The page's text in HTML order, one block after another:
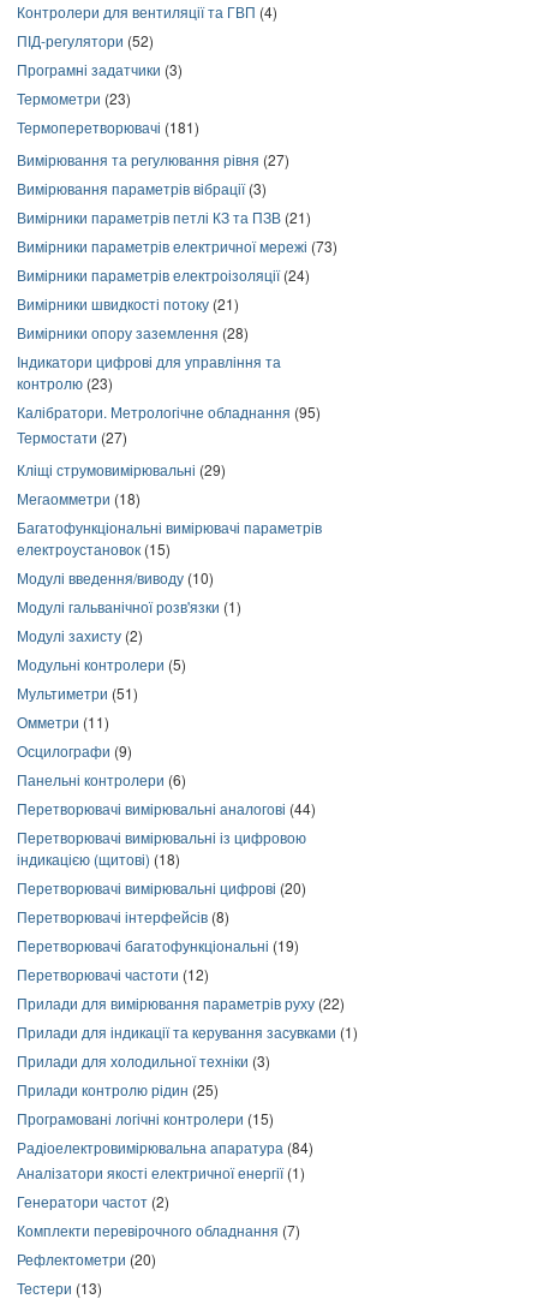
Контролери для вентиляції та ГВП (4)
ПІД-регулятори (52)
Програмні задатчики (3)
Термометри (23)
Термоперетворювачі (181)
Вимірювання та регулювання рівня (27)
Вимірювання параметрів вібрації(3)
Вимірники параметрів петлі КЗ та ПЗВ (21)
Вимірники параметрів електричної мережі (73)
Вимірники параметрів електроізоляції(24)
Вимірники швидкості потоку (21)
Вимірники опору заземлення (28)
Індикатори цифрові для управління та
контролю (23)
Калібратори. Метрологічне обладнання (95)
Термостати (27)
Кліщі струмовимірювальні (29)
Мегаомметри (18)
Багатофункціональні вимірювачі параметрів
електроустановок (15)
Модулі введення/виводу (10)
Модулі гальванічної розв'язки (1)
Модулі захисту (2)
Модульні контролери (5)
Мультиметри (51)
Омметри (11)
Осцилографи (9)
Панельні контролери (6)
Перетворювачі вимірювальні аналогові (44)
Перетворювачі вимірювальні із цифровою
індикацією (щитові) (18)
Перетворювачі вимірювальні цифрові (20)
Перетворювачі інтерфейсів (8)
Перетворювачі багатофункціональні (19)
Перетворювачі частоти (12)
Прилади для вимірювання параметрів руху (22)
Прилади для індикації та керування засувками (1)
Прилади для холодильної техніки (3)
Прилади контролю рідин (25)
Програмовані логічні контролери (15)
Радіоелектровимірювальна апаратура (84)
Аналізатори якості електричної енергії(1)
Генератори частот (2)
Комплекти перевірочного обладнання (7)
Рефлектометри (20)
Тестери (13)